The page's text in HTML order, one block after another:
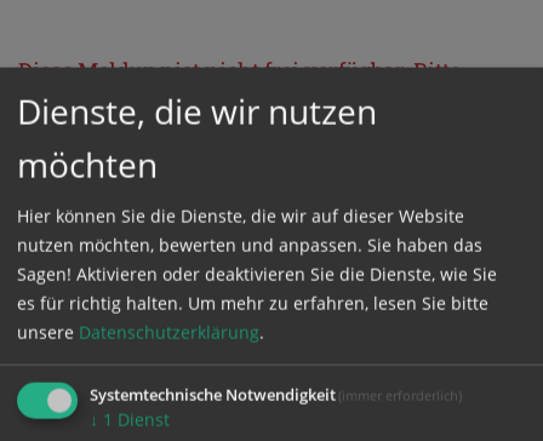
Diese Meldung ist nicht frei verfügbar. Bitte
loggen Sie sich ein, oder bestellen Sie das
GESCHÜTZTER BEREICH
Bitte melden Sie sich mit Ihrem Benutzernamen
und Passwort an.
Benutzername
Dienste, die wir nutzen
möchten
Hier können Sie die Dienste, die wir auf dieser Website
nutzen möchten, bewerten und anpassen. Sie haben das
Sagen! Aktivieren oder deaktivieren Sie die Dienste, wie Sie
es für richtig halten. Um mehr zu erfahren, lesen Sie bitte
unsere Datenschutzerklärung.
Systemtechnische Notwendigkeit (immer erforderlich)
↓ 1 Dienst